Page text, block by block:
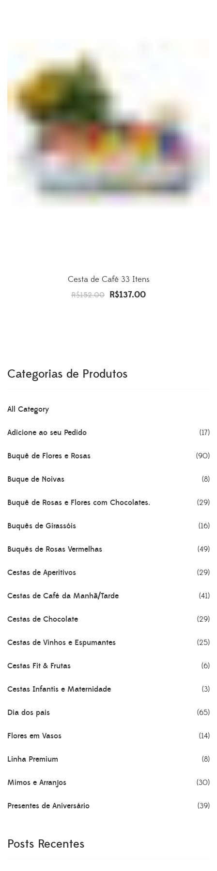
Cesta de Café 33 Itens
R$152.00
O
R$137.00O
Categorias de Produtos
All Category
Adicione ao seu Pedido (17)
Buquê de Flores e Rosas (90)
Buque de Noivas (8)
Buquê de Rosas e Flores com Chocolates. (29)
Buquês de Girassóis (16)
Buquês de Rosas Vermelhas (49)
Cestas de Aperitivos (29)
Cestas de Café da Manhã/Tarde (41)
Cestas de Chocolate (29)
Cestas de Vinhos e Espumantes (25)
Cestas Fit & Frutas (6)
Cestas Infantis e Maternidade (3)
Dia dos pais (65)
Flores em Vasos (14)
Linha Premium (8)
Mimos e Arranjos (30)
Presentes de Aniversário (39)
Posts Recentes